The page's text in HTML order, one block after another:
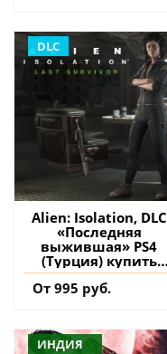
DLC
Alien: Isolation, DLC
«Последняя
выжившая» PS4
(Турция) купить
дополнение на
аккаунт
От 995 руб.
ИНДИЯ